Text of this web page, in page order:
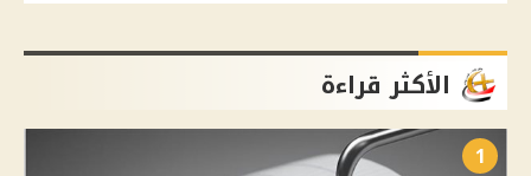
الأكثر قراءة
1